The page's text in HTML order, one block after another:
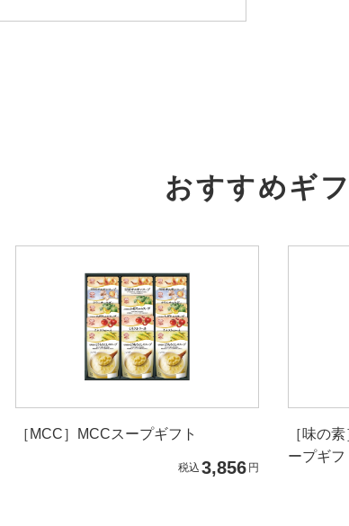
おすすめギ
［MCC］MCCスープギフト
税込 3,856 円
［味の
ープギフ